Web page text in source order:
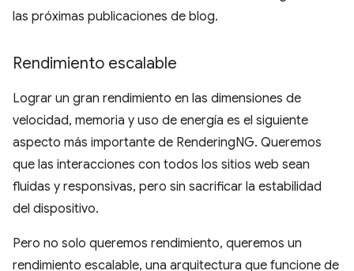
las próximas publicaciones de blog.
Rendimiento escalable
Lograr un gran rendimiento en las dimensiones de
velocidad, memoria y uso de energía es el siguiente
aspecto más importante de RenderingNG. Queremos
que las interacciones con todos los sitios web sean
fluidas y responsivas, pero sin sacrificar la estabilidad
del dispositivo.
Pero no solo queremos rendimiento, queremos un
rendimiento escalable, una arquitectura que funcione de